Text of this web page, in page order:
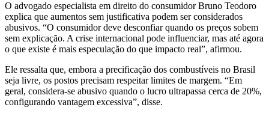
O advogado especialista em direito do consumidor Bruno Teodoro
explica que aumentos sem justificativa podem ser considerados
abusivos. “O consumidor deve desconfiar quando os preços sobem
sem explicação. A crise internacional pode influenciar, mas até agora
o que existe é mais especulação do que impacto real”, afirmou.
Ele ressalta que, embora a precificação dos combustíveis no Brasil
seja livre, os postos precisam respeitar limites de margem. “Em
geral, considera-se abusivo quando o lucro ultrapassa cerca de 20%,
configurando vantagem excessiva”, disse.